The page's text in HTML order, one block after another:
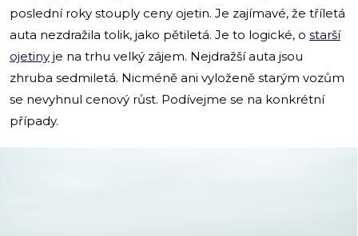
poslední roky stouply ceny ojetin. Je zajímavé, že tříletá
auta nezdražila tolik, jako pětiletá. Je to logické, o starší
ojetiny je na trhu velký zájem. Nejdražší auta jsou
zhruba sedmiletá. Nicméně ani vyloženě starým vozům
se nevyhnul cenový růst. Podívejme se na konkrétní
případy.